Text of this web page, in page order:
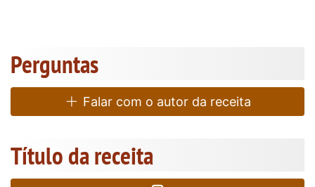
Perguntas
Falar com o autor da receita
Título da receita